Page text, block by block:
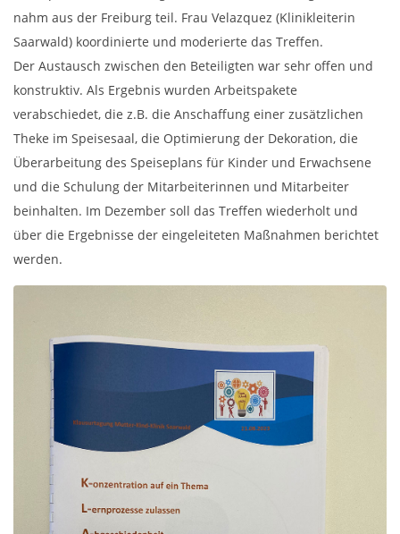
nahm aus der Freiburg teil. Frau Velazquez (Klinikleiterin
Saarwald) koordinierte und moderierte das Treffen.
Der Austausch zwischen den Beteiligten war sehr offen und
konstruktiv. Als Ergebnis wurden Arbeitspakete
verabschiedet, die z.B. die Anschaffung einer zusätzlichen
Theke im Speisesaal, die Optimierung der Dekoration, die
Überarbeitung des Speiseplans für Kinder und Erwachsene
und die Schulung der Mitarbeiterinnen und Mitarbeiter
beinhalten. Im Dezember soll das Treffen wiederholt und
über die Ergebnisse der eingeleiteten Maßnahmen berichtet
werden.